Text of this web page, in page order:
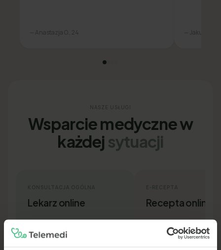
— Anastazja O., 24 — Jakub L., 31
NASZE USŁUGI
Wsparcie medyczne w
każdej sytuacji
Lekarz online
E-RECEPTA
Recepta online